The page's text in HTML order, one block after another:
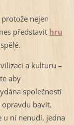
nejen
představit hru
a kulturu –
aby
společností
opravdu bavit.
u ní nenudí, jedna